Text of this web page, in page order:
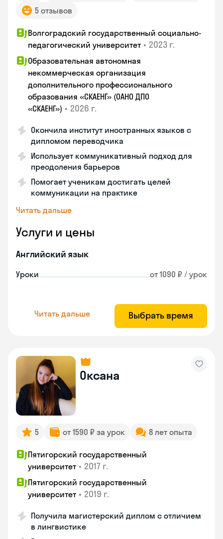
5 отзывов
Волгоградский государственный социально-
педагогический университет • 2023 г.
Образовательная автономная
некоммерческая организация
дополнительного профессионального
образования «СКАЕНГ» (ОАНО ДПО
«СКАЕНГ») • 2026 г.
Окончила институт иностранных языков с
дипломом переводчика
Использует коммуникативный подход для
преодоления барьеров
Помогает ученикам достигать целей
коммуникации на практике
Читать дальше
Услуги и цены
Английский язык
Уроки от 1090 ₽ / урок
Читать дальше Выбрать время
Оксана
5 от 1590 ₽ за урок 8 лет опыта
Пятигорский государственный
университет • 2017 г.
Пятигорский государственный
университет • 2019 г.
Получила магистерский диплом с отличием
в лингвистике